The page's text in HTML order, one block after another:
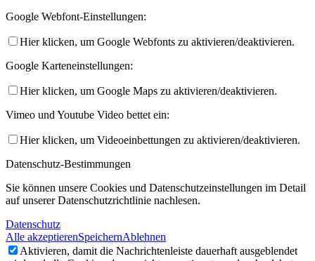
Google Webfont-Einstellungen:
Hier klicken, um Google Webfonts zu aktivieren/deaktivieren.
Google Karteneinstellungen:
Hier klicken, um Google Maps zu aktivieren/deaktivieren.
Vimeo und Youtube Video bettet ein:
Hier klicken, um Videoeinbettungen zu aktivieren/deaktivieren.
Datenschutz-Bestimmungen
Sie können unsere Cookies und Datenschutzeinstellungen im Detail
auf unserer Datenschutzrichtlinie nachlesen.
Datenschutz
Alle akzeptierenSpeichernAblehnen
Aktivieren, damit die Nachrichtenleiste dauerhaft ausgeblendet